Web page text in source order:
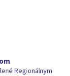
Regionálnym